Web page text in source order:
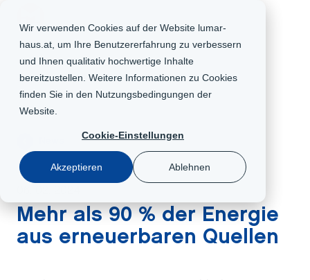
Wir verwenden Cookies auf der Website lumar-
haus.at, um Ihre Benutzererfahrung zu verbessern
und Ihnen qualitativ hochwertige Inhalte
bereitzustellen. Weitere Informationen zu Cookies
finden Sie in den Nutzungsbedingungen der
Website
Cookie-Einstellungen
Akzeptieren Ablehnen
Mehr als 90 % der Energie
aus erneuerbaren Quellen